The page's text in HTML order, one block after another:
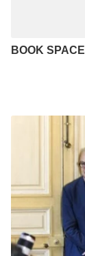
BOOK SPACE